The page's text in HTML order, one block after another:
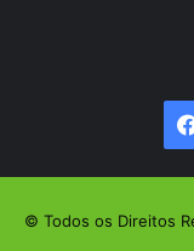
© Todos os Direitos